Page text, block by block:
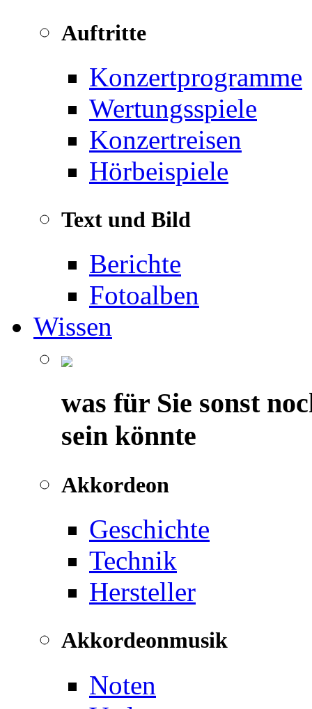
Auftritte
Konzertprogramme
Wertungsspiele
Konzertreisen
Hörbeispiele
Text und Bild
Berichte
Fotoalben
Wissen
was für Sie sonst
sein könnte
Akkordeon
Geschichte
Technik
Hersteller
Akkordeonmusik
Noten